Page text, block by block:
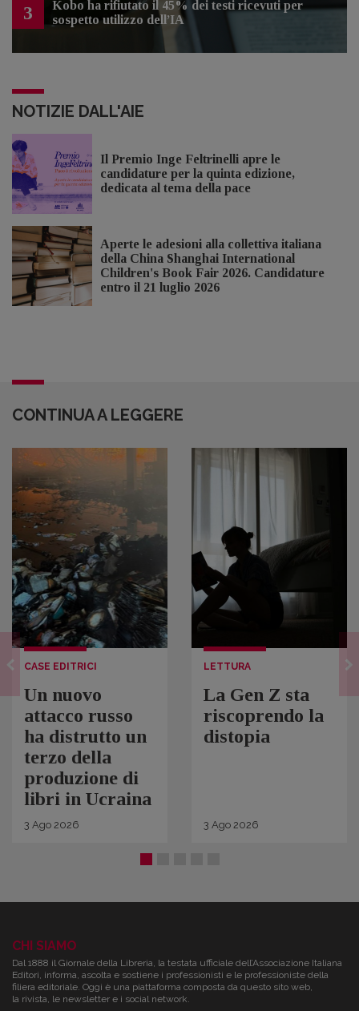
3
Kobo ha rifiutato il 45% dei testi ricevuti per
sospetto utilizzo dell’IA
NOTIZIE DALL'AIE
Il Premio Inge Feltrinelli apre le
candidature per la quinta edizione,
dedicata al tema della pace
Aperte le adesioni alla collettiva italiana
della China Shanghai International
Children's Book Fair 2026. Candidature
entro il 21 luglio 2026
CONTINUA A LEGGERE
CASE EDITRICI
Un nuovo
attacco russo
ha distrutto un
terzo della
produzione di
libri in Ucraina
3 Ago 2026
LETTURA
La Gen Z sta
riscoprendo la
distopia
3 Ago 2026
CHI SIAMO
Dal 1888 il Giornale della Libreria, la testata ufficiale dell’Associazione Italiana
Editori, informa, ascolta e sostiene i professionisti e le professioniste della
filiera editoriale. Oggi è una piattaforma composta da questo sito web,
la rivista, le newsletter e i social network.